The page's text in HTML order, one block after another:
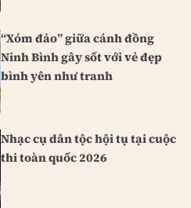
“Xóm đảo” giữa cánh đồng
Ninh Bình gây sốt với vẻ đẹp
bình yên như tranh
Nhạc cụ dân tộc hội tụ tại cuộc
thi toàn quốc 2026